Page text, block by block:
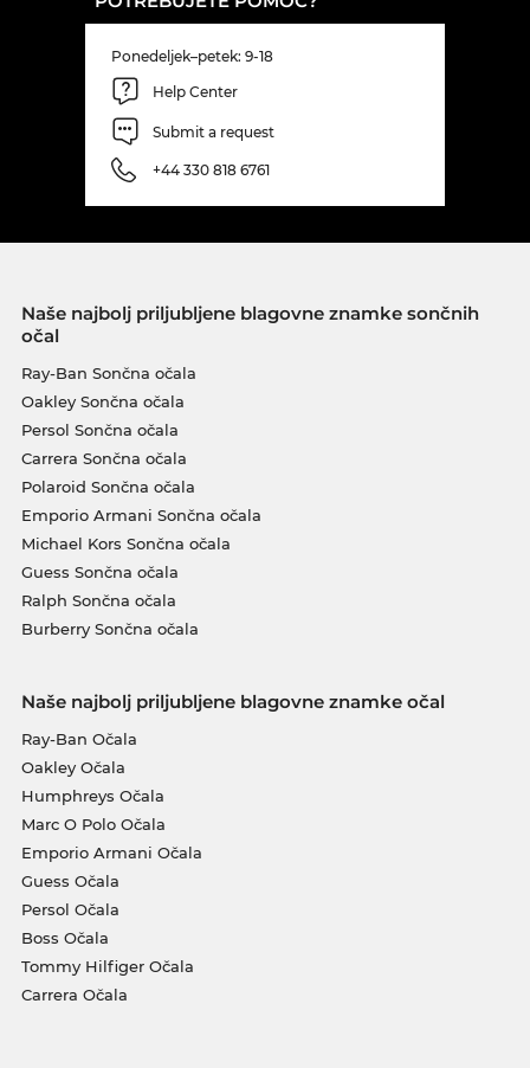
Ponedeljek–petek: 9-18
Help Center
Submit a request
+44 330 818 6761
Naše najbolj priljubljene blagovne znamke sončnih
očal
Ray-Ban Sončna očala
Oakley Sončna očala
Persol Sončna očala
Carrera Sončna očala
Polaroid Sončna očala
Emporio Armani Sončna očala
Michael Kors Sončna očala
Guess Sončna očala
Ralph Sončna očala
Burberry Sončna očala
Naše najbolj priljubljene blagovne znamke očal
Ray-Ban Očala
Oakley Očala
Humphreys Očala
Marc O Polo Očala
Emporio Armani Očala
Guess Očala
Persol Očala
Boss Očala
Tommy Hilfiger Očala
Carrera Očala